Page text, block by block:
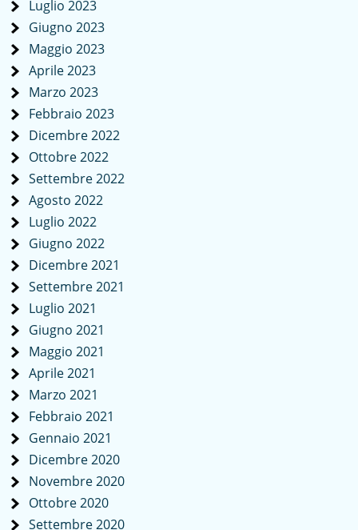
Luglio 2023
Giugno 2023
Maggio 2023
Aprile 2023
Marzo 2023
Febbraio 2023
Dicembre 2022
Ottobre 2022
Settembre 2022
Agosto 2022
Luglio 2022
Giugno 2022
Dicembre 2021
Settembre 2021
Luglio 2021
Giugno 2021
Maggio 2021
Aprile 2021
Marzo 2021
Febbraio 2021
Gennaio 2021
Dicembre 2020
Novembre 2020
Ottobre 2020
Settembre 2020